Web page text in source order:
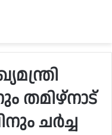
തമിഴ്‌നാട്
ചർച്ച